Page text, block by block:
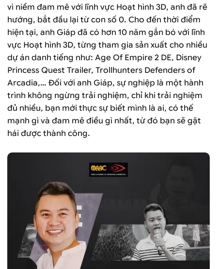
vì niềm đam mê với lĩnh vực Hoạt hình 3D, anh đã rẽ
hướng, bắt đầu lại từ con số 0. Cho đến thời điểm
hiện tại, anh Giáp đã có hơn 10 năm gắn bó với lĩnh
vực Hoạt hình 3D, từng tham gia sản xuất cho nhiều
dự án danh tiếng như: Age Of Empire 2 DE, Disney
Princess Quest Trailer, Trollhunters Defenders of
Arcadia,… Đối với anh Giáp, sự nghiệp là một hành
trình không ngừng trải nghiệm, chỉ khi trải nghiệm
đủ nhiều, bạn mới thực sự biết mình là ai, có thế
mạnh gì và đam mê điều gì nhất, từ đó bạn sẽ gặt
hái được thành công.